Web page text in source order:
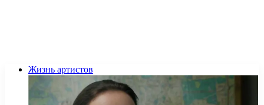
Жизнь артистов